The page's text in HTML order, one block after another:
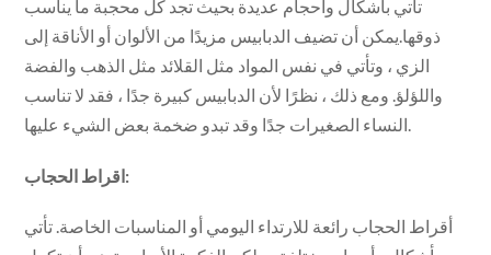
تأتي بأشكال وأحجام عديدة بحيث تجد كل محجبة ما يناسب
ذوقها.يمكن أن تضيف الدبابيس مزيدًا من الألوان أو الأناقة إلى
الزي ، وتأتي في نفس المواد مثل القلائد مثل الذهب والفضة
واللؤلؤ. ومع ذلك ، نظرًا لأن الدبابيس كبيرة جدًا ، فقد لا تناسب
النساء الصغيرات جدًا وقد تبدو ضخمة بعض الشيء عليها.
اقراط الحجاب:
أقراط الحجاب رائعة للارتداء اليومي أو المناسبات الخاصة. تأتي